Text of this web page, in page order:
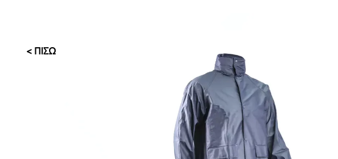
< ΠΙΣΩ